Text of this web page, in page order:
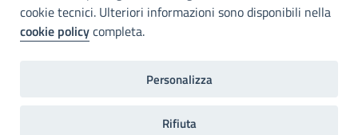
del Consiglio.
Dichiarazione di accessibilità
cookie tecnici. Ulteriori informazioni sono disponibili nella
cookie policycompleta.
Personalizza
Rifiuta